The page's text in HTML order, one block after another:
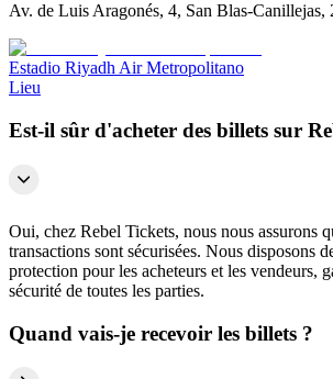
Av. de Luis Aragonés, 4, San Blas-Canillejas,
Estadio Riyadh Air Metropolitano
Lieu
Est-il sûr d'acheter des billets sur
Oui, chez Rebel Tickets, nous nous assurons
transactions sont sécurisées. Nous disposons
protection pour les acheteurs et les vendeurs,
sécurité de toutes les parties.
Quand vais-je recevoir les billets ?